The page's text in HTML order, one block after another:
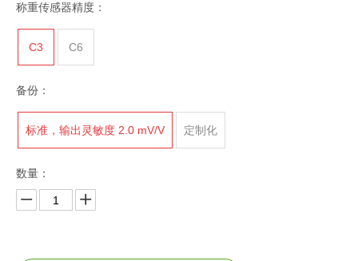
称重传感器精度：
C3 C6
备份：
标准，输出灵敏度 2.0 mV/V 定制化
数量：